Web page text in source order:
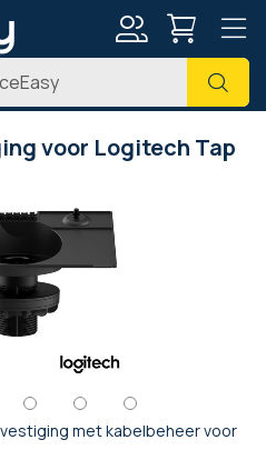
Zoek
voor Logitech Tap
met kabelbeheer voor